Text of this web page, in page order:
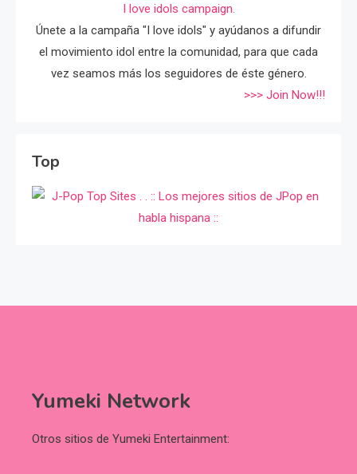
I love idols campaign.
Únete a la campaña "I love idols" y ayúdanos a difundir
el movimiento idol entre la comunidad, para que cada
vez seamos más los seguidores de éste género.
>>> Join Now!!!
Top
Yumeki Network
Otros sitios de Yumeki Entertainment: